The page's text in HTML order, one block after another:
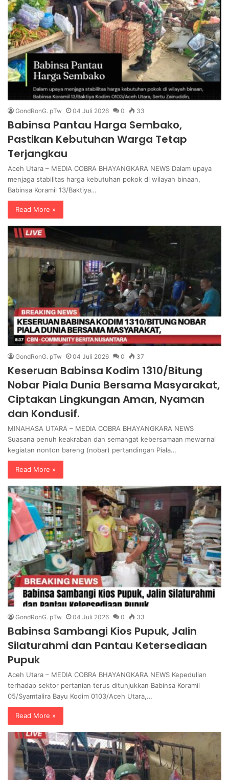
GondRonG. pTw 04 Juli 2026 0 33
Babinsa Pantau Harga Sembako,
Pastikan Kebutuhan Warga Tetap
Terjangkau
Aceh Utara – MEDIA COBRA BHAYANGKARA NEWS Dalam upaya
menjaga stabilitas harga kebutuhan pokok di wilayah binaan,
Babinsa Koramil 13/Baktiya…
Read More »
GondRonG. pTw 04 Juli 2026 0 37
Keseruan Babinsa Kodim 1310/Bitung
Nobar Piala Dunia Bersama Masyarakat,
Ciptakan Lingkungan Aman, Nyaman
dan Kondusif.
MINAHASA UTARA – MEDIA COBRA BHAYANGKARA NEWS
Suasana penuh keakraban dan semangat kebersamaan mewarnai
kegiatan nonton bareng (nobar) pertandingan Piala…
Read More »
GondRonG. pTw 04 Juli 2026 0 33
Babinsa Sambangi Kios Pupuk, Jalin
Silaturahmi dan Pantau Ketersediaan
Pupuk
Aceh Utara – MEDIA COBRA BHAYANGKARA NEWS Kepedulian
terhadap sektor pertanian terus ditunjukkan Babinsa Koramil
05/Syamtalira Bayu Kodim 0103/Aceh Utara,…
Read More »